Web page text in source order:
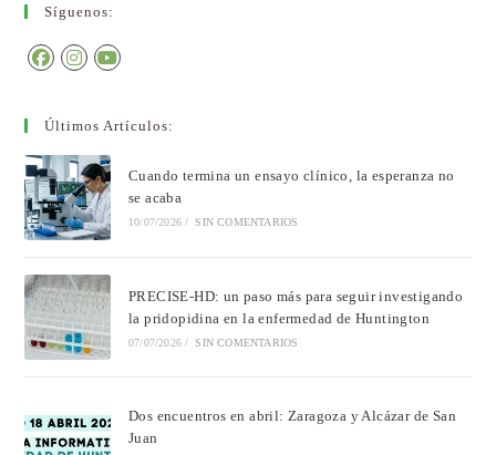
Síguenos:
Últimos Artículos:
Cuando termina un ensayo clínico, la esperanza no
se acaba
10/07/2026 / SIN COMENTARIOS
PRECISE-HD: un paso más para seguir investigando
la pridopidina en la enfermedad de Huntington
07/07/2026 / SIN COMENTARIOS
Dos encuentros en abril: Zaragoza y Alcázar de San
Juan